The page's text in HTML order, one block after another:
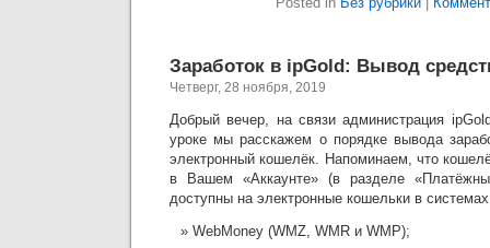
Заработок в ipGold: Вывод
Четверг, 28 ноября, 2019
Добрый вечер, на связи администрация
уроке мы расскажем о порядке вывода
электронный кошелёк. Напоминаем, что
в Вашем «Аккаунте» (в разделе
доступны на электронные кошельки в
WebMoney (WMZ, WMR и WMР);